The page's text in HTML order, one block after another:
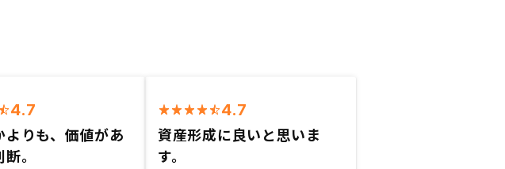
4.7
よりも、価値があ
。
4.7
資産形成に良いと思いま
す。